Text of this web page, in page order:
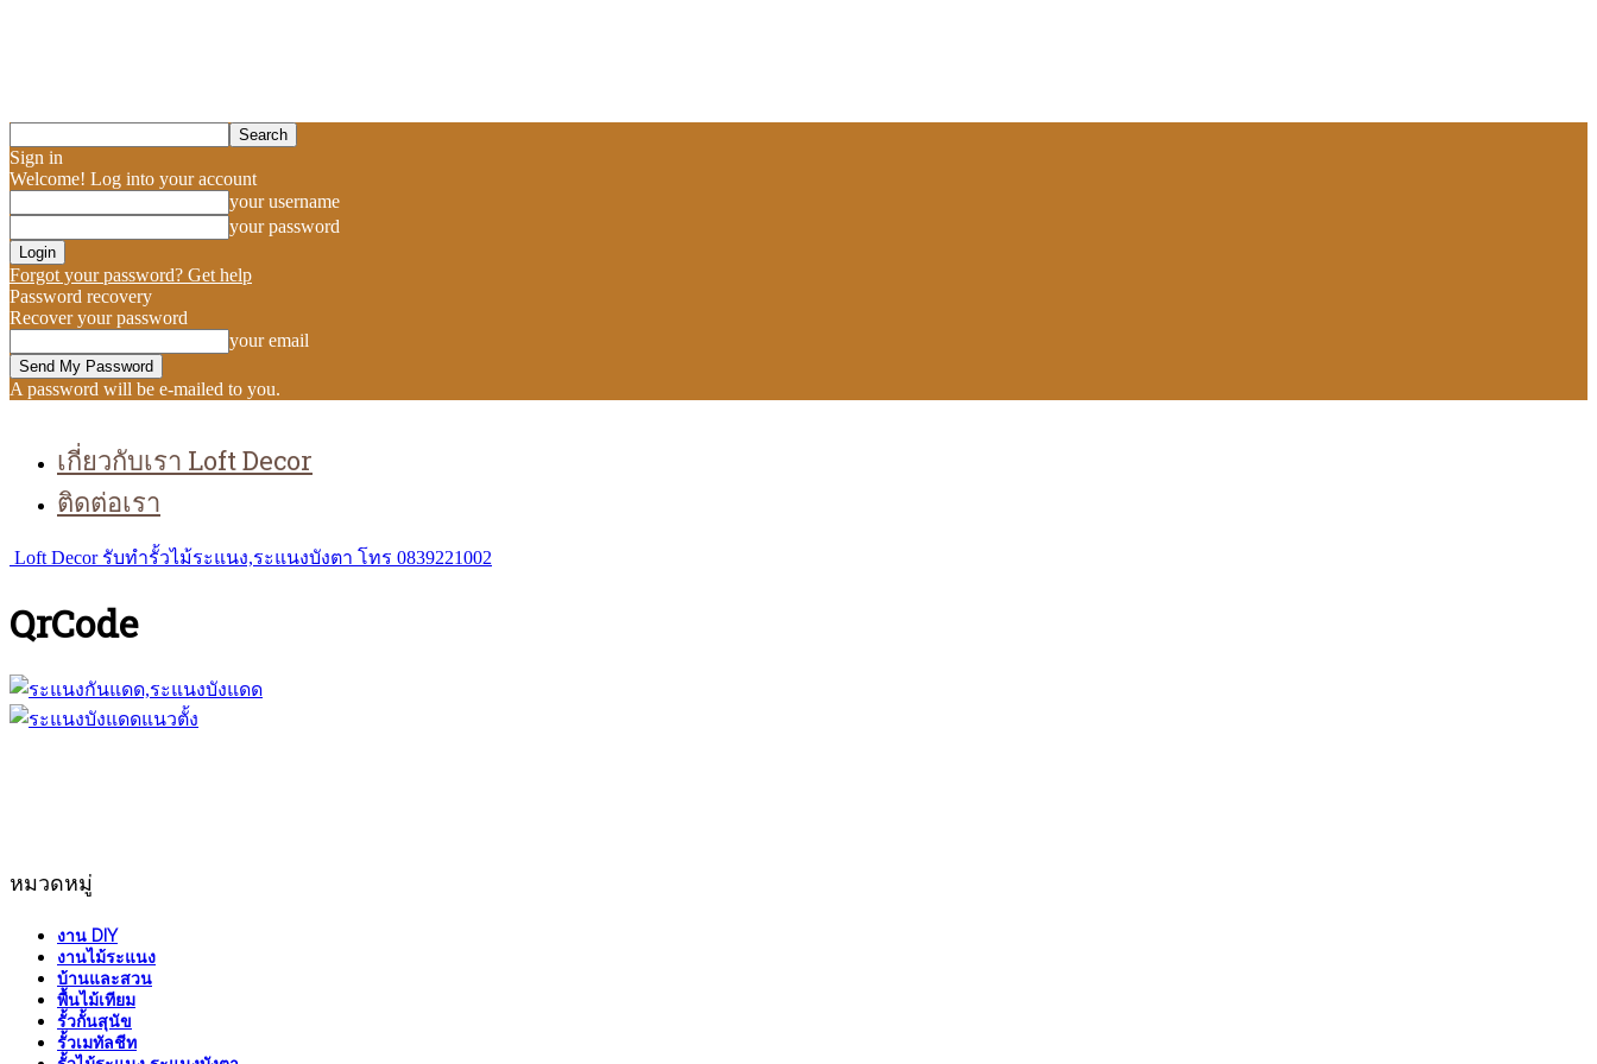
Sign in
Welcome! Log into your account
your username
your password
Forgot your password? Get help
Password recovery
Recover your password
your email
A password will be e-mailed to you.
เกี่ยวกับเรา Loft Decor
ติดต่อเรา
Loft Decor รับทำรั้วไม้ระแนง,ระแนงบังตา โทร 0839221002
QrCode
หมวดหมู่
งาน DIY
งานไม้ระแนง
บ้านและสวน
พื้นไม้เทียม
รั้วกั้นสุนัข
รั้วเมทัลชีท